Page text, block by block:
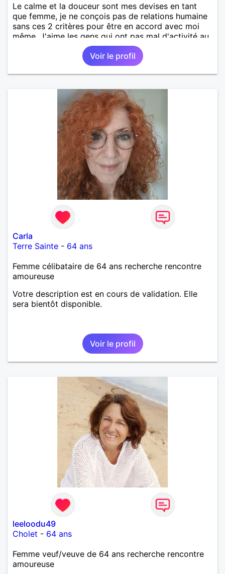
Le calme et la douceur sont mes devises en tant
que femme, je ne conçois pas de relations humaine
sans ces 2 critères pour être en accord avec moi
même. J'aime les gens qui ont pas mal d'activité au
dépend de ceux qui sont pantouflard, mais il faut de
tout pour faire un monde !Voir le profil
Carla
Terre Sainte - 64 ans
Femme célibataire de 64 ans recherche rencontre
amoureuse
Votre description est en cours de validation. Elle
sera bientôt disponible.
Voir le profil
leeloodu49
Cholet - 64 ans
Femme veuf/veuve de 64 ans recherche rencontre
amoureuse